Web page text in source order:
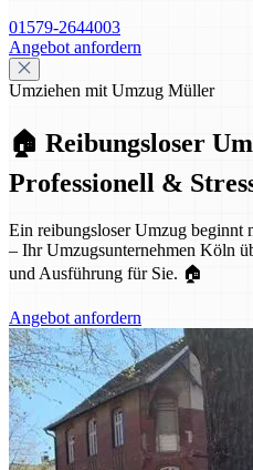
01579-2644003
Angebot anfordern
Umziehen mit Umzug Müller
🏠 Reibungsloser
Professionell &
Ein reibungsloser Umzug beginnt
– Ihr Umzugsunternehmen Köln
und Ausführung für Sie. 🏠
Angebot anfordern